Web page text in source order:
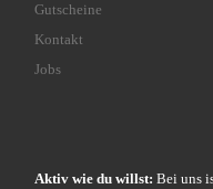
Gutscheine
Kontakt
Jobs
Aktiv wie du willst: Bei uns